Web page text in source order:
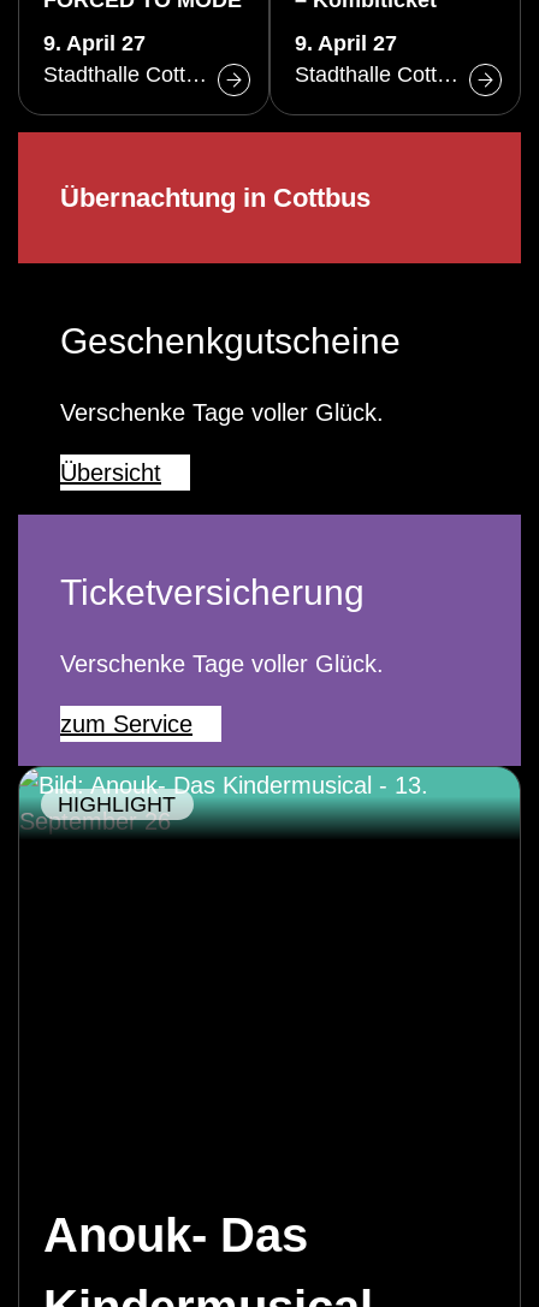
9. April 27
Stadthalle Cottbus
09.+10.04.2027
9. April 27
Stadthalle Cottbus
Übernachtung in Cottbus
Geschenkgutscheine
Verschenke Tage voller Glück.
Übersicht
Ticketversicherung
Verschenke Tage voller Glück.
zum Service
HIGHLIGHT
Anouk- Das